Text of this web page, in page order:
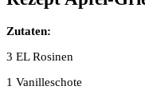
Zutaten:
3 EL Rosinen
1 Vanilleschote